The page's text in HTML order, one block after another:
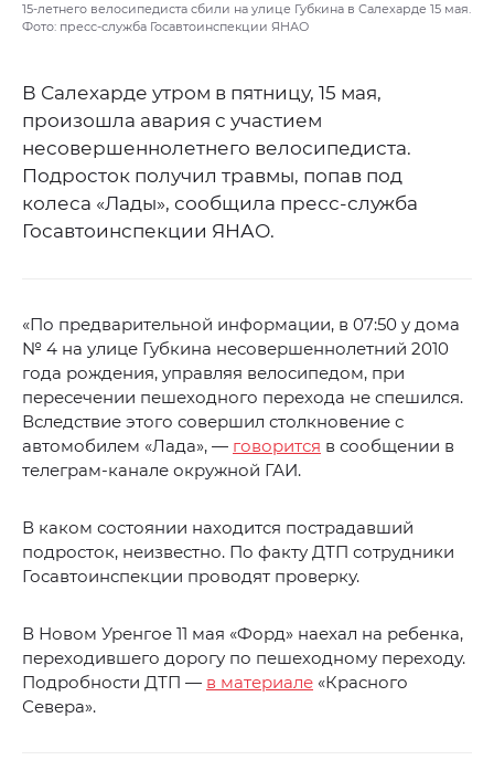
15-летнего велосипедиста сбили на улице Губкина в Салехарде 15 мая.
Фото: пресс-служба Госавтоинспекции ЯНАО
В Салехарде утром в пятницу, 15 мая,
произошла авария с участием
несовершеннолетнего велосипедиста.
Подросток получил травмы, попав под
колеса «Лады», сообщила пресс-служба
Госавтоинспекции ЯНАО.
«По предварительной информации, в 07:50 у дома
№ 4 на улице Губкина несовершеннолетний 2010
года рождения, управляя велосипедом, при
пересечении пешеходного перехода не спешился.
Вследствие этого совершил столкновение с
автомобилем «Лада», — говорится в сообщении в
телеграм-канале окружной ГАИ.
В каком состоянии находится пострадавший
подросток, неизвестно. По факту ДТП сотрудники
Госавтоинспекции проводят проверку.
В Новом Уренгое 11 мая «Форд» наехал на ребенка,
переходившего дорогу по пешеходному переходу.
Подробности ДТП — в материале «Красного
Севера».